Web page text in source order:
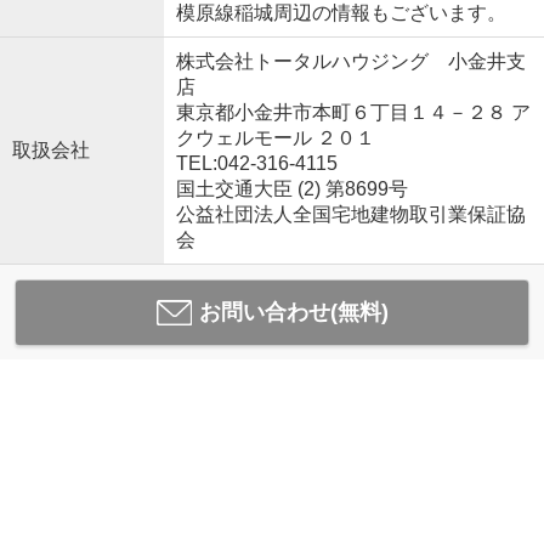
模原線稲城周辺の情報もございます。
取扱会社
株式会社トータルハウジング 小金井支
店
東京都小金井市本町６丁目１４－２８ ア
クウェルモール ２０１
TEL:042-316-4115
国土交通大臣 (2) 第8699号
公益社団法人全国宅地建物取引業保証協
会
お問い合わせ(無料)